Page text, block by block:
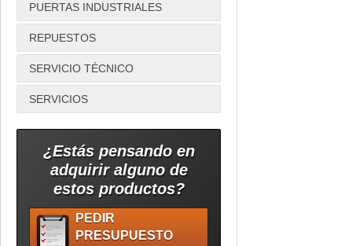
PUERTAS INDUSTRIALES
REPUESTOS
SERVICIO TÉCNICO
SERVICIOS
¿Estás pensando en
adquirir alguno de
estos productos?
PEDIR
PRESUPUESTO